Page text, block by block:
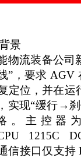
景
物流装备公司
”，要求 AGV
定位，并在运
实现“缓行→
。主控器
1215C
信接口仅支持